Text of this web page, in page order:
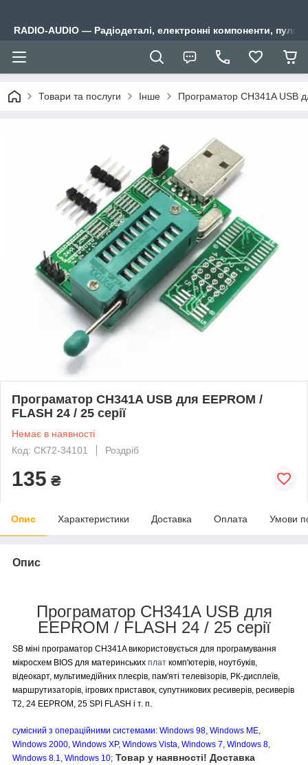
RADIO-AUDIO — Радіодеталі, електронні компоненти,
Товари та послуги Інше Програматор CH341A USB
Програматор CH341A USB для EEPROM /
FLASH 24 / 25 серії
Немає в наявності
Код: СК72-34101
Роздріб
135 ₴
Опис Характеристики Доставка Оплата Умови
Опис
Програматор CH341A USB для
EEPROM / FLASH 24 / 25 серії
SB міні програматор CH341A використовується для програмування
мікросхем BIOS для материнських плат комп'ютерів, ноутбуків,
відеокарт, мультимедійних плеєрів, пам'яті телевізорів, РК-дисплеїв,
маршрутизаторів, ігрових приставок, супутникових ресиверів, ресиверів
T2, 24 EEPROM, 25 SPI FLASH і т. п.
сумісний з операційними системами: Windows 98, Windows ME,
Windows 2000, Windows XP, Windows Vista, Windows 7, Windows 8,
Windows 8.1, Windows 10; Товар у наявності! Доставка